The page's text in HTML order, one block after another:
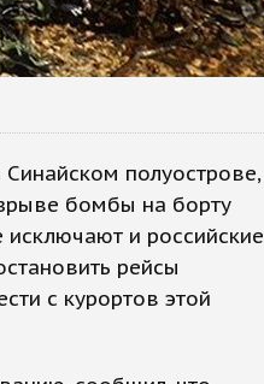
полуострове,
бомбы на борту
исключают и российские
рейсы
с курортов этой